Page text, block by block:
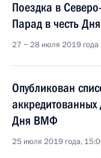
Поездка в
Парад в честь
27 − 28 июля 2019 года
Опубликован
Дня ВМФ
25 июля 2019 года,